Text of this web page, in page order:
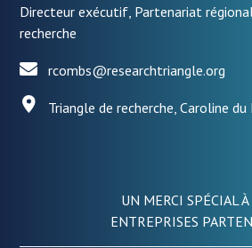
Directeur exécutif, Partenariat
recherche
rcombs@researchtriangle.org
Triangle de recherche, Caroline du
UN MERCI SPÉCIAL À
ENTREPRISES